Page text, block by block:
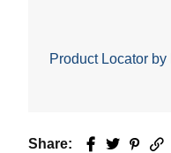
Product Locator
Share: Facebook
TwitterPinterest